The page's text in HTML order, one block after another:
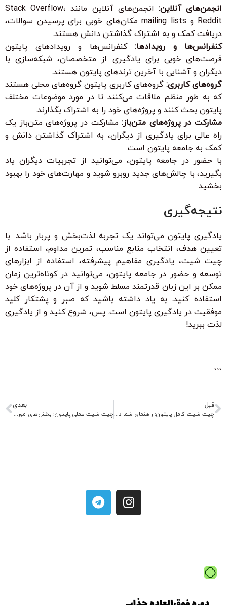
انجمن‌های آنلاین:
انجمن‌های آنلاین مانند Stack Overflow،
Reddit و mailing lists مکان‌های خوبی برای پرسیدن سوالات،
دریافت کمک و به اشتراک گذاشتن دانش هستند.
کنفرانس‌ها و رویدادها: کنفرانس‌ها و رویدادهای پایتون
فرصت‌های خوبی برای یادگیری از متخصصان، شبکه‌سازی با
دیگران و آشنایی با آخرین ترندهای پایتون هستند.
گروه‌های کاربری: گروه‌های کاربری پایتون گروه‌های محلی هستند
که به طور منظم ملاقات می‌کنند تا در مورد موضوعات مختلف
پایتون بحث کنند و پروژه‌های خود را به اشتراک بگذارند.
مشارکت در پروژه‌های متن‌باز:مشارکت در پروژه‌های متن‌باز یک
راه عالی برای یادگیری از دیگران، به اشتراک گذاشتن دانش و
کمک به جامعه پایتون است.
با حضور در جامعه پایتون، می‌توانید از تجربیات دیگران یاد
بگیرید، با چالش‌های جدید روبرو شوید و مهارت‌های خود را بهبود
بخشید.
نتیجه‌گیری
یادگیری پایتون می‌تواند یک تجربه لذت‌بخش و پربار باشد. با
تعیین هدف، انتخاب منابع مناسب، تمرین مداوم، استفاده از
چیت شیت، یادگیری مفاهیم پیشرفته، استفاده از ابزارهای
توسعه و حضور در جامعه پایتون، می‌توانید در کوتاه‌ترین زمان
ممکن بر این زبان قدرتمند مسلط شوید و از آن در پروژه‌های خود
استفاده کنید. به یاد داشته باشید که صبر و پشتکار کلید
موفقیت در یادگیری پایتون است. پس، شروع کنید و از یادگیری
لذت ببرید!
```
قبل
چیت شیت کامل پایتون: راهنمای شما در مسیر یادگیری
بعدی
چیت شیت عملی پایتون: بخش‌های مورد نیاز هر پروژه